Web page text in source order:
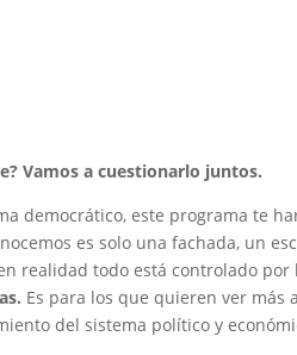
Vamos a cuestionarlo juntos.
democrático, este programa te
es solo una fachada, un
realidad todo está controlado por
Es para los que quieren ver más
del sistema político y